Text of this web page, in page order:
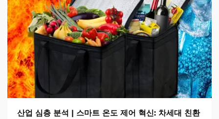
산업 심층 분석 | 스마트 온도 제어 혁신: 차세대 친환